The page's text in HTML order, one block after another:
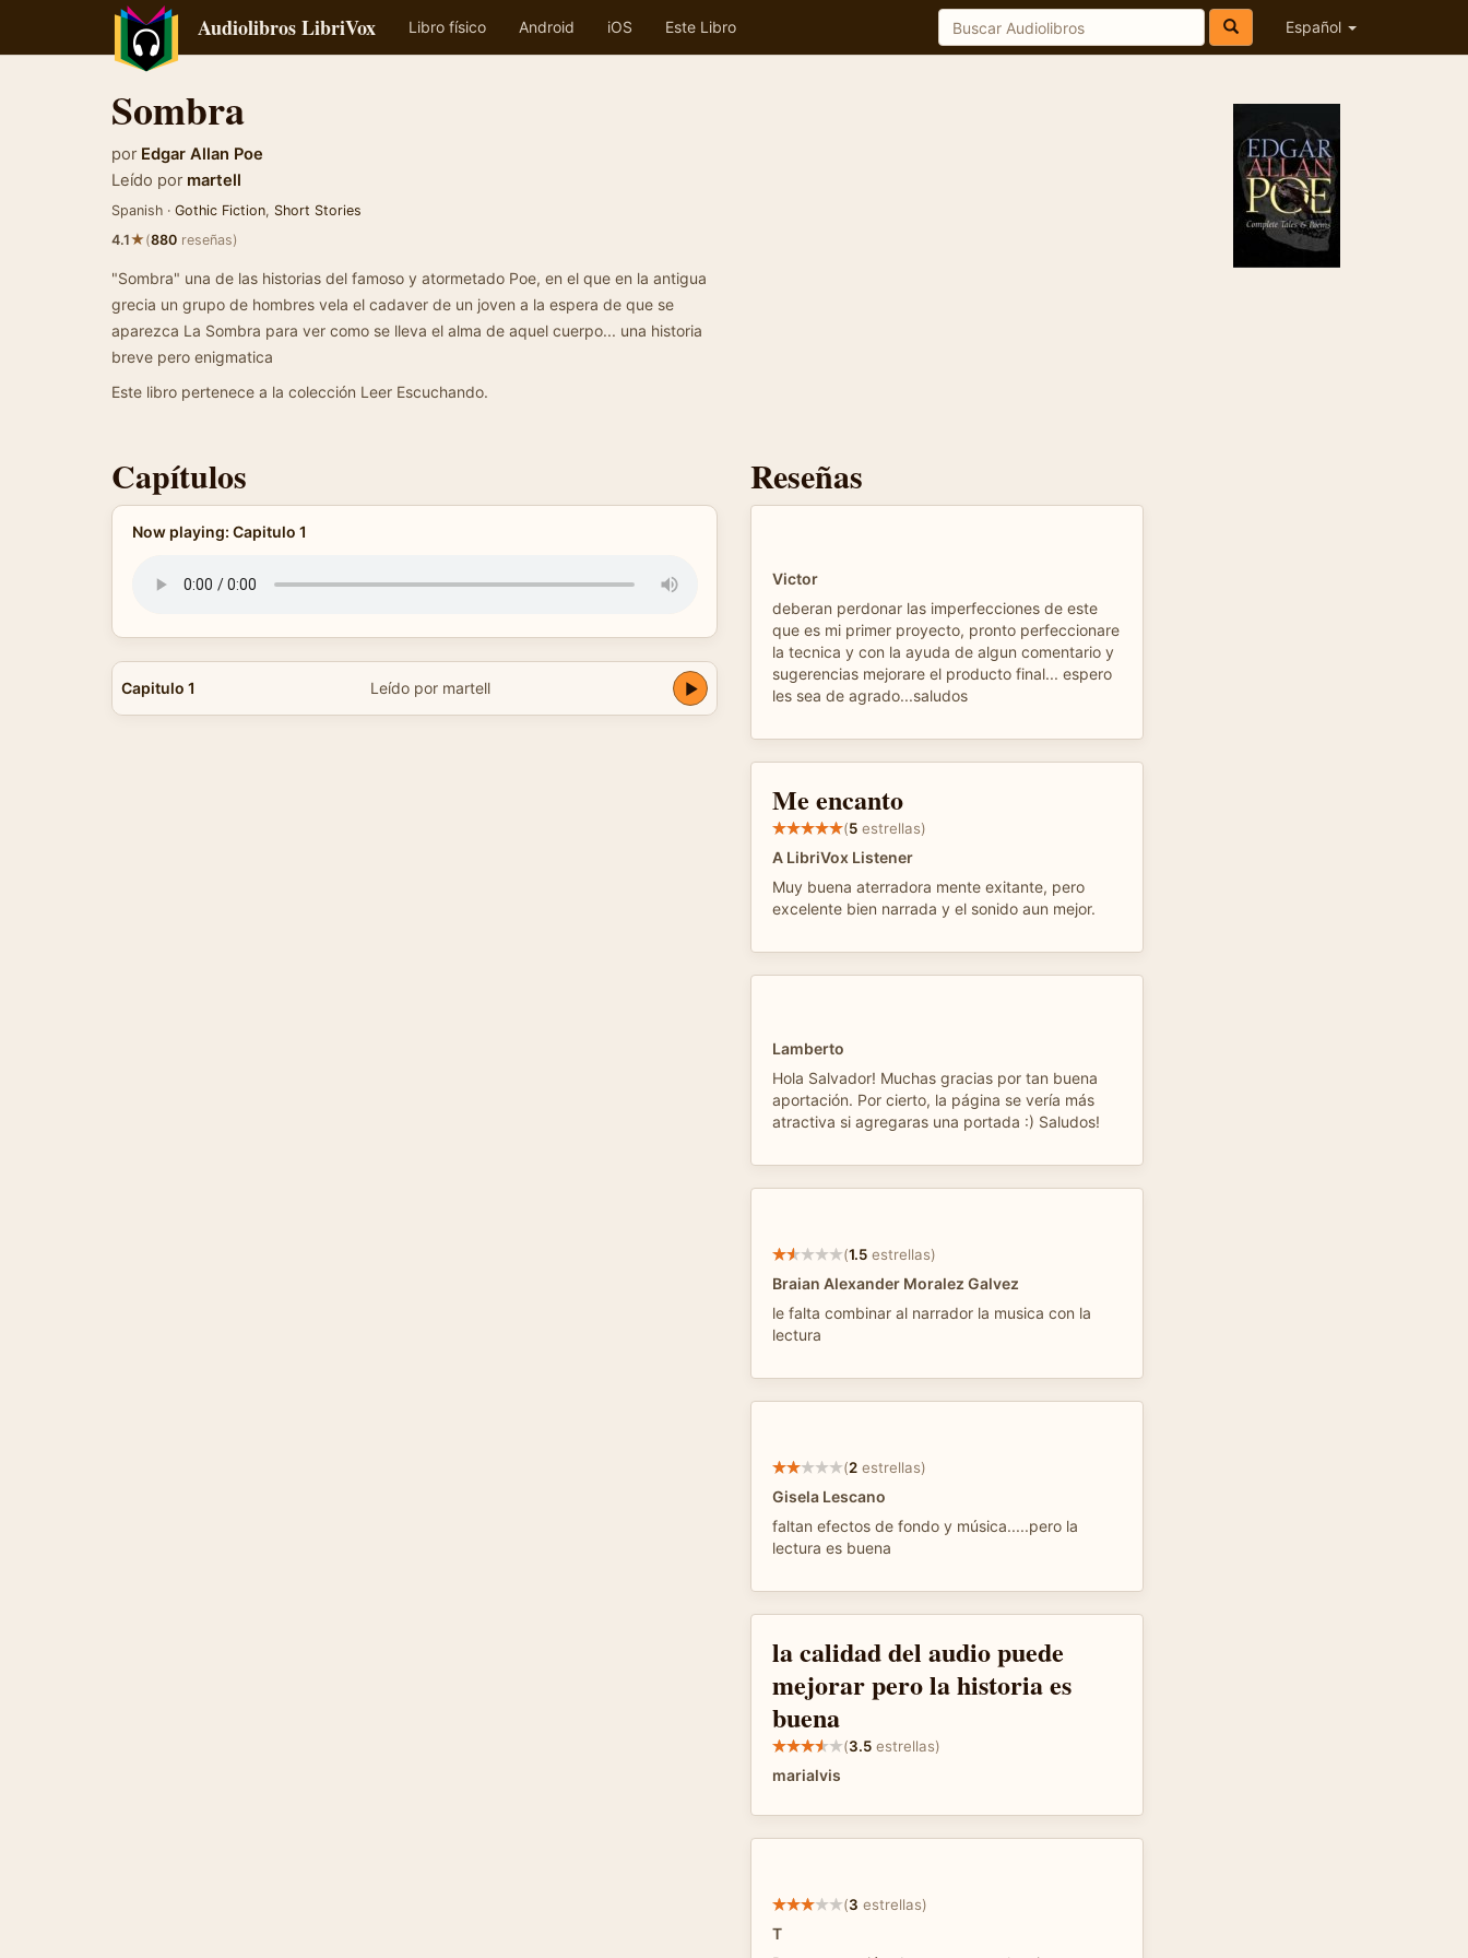
Audiolibros LibriVox Libro físico Android iOS Este Libro Español
Sombra
por Edgar Allan Poe
Leído por martell
Spanish · Gothic Fiction, Short Stories
4.1★(880 reseñas)
"Sombra" una de las historias del famoso y atormetado Poe, en el que en la antigua
grecia un grupo de hombres vela el cadaver de un joven a la espera de que se
aparezca La Sombra para ver como se lleva el alma de aquel cuerpo... una historia
breve pero enigmatica
Este libro pertenece a la colección Leer Escuchando.
Capítulos
Now playing: Capitulo 1
Capitulo 1 Leído por martell
Reseñas
Victor
deberan perdonar las imperfecciones de este
que es mi primer proyecto, pronto perfeccionare
la tecnica y con la ayuda de algun comentario y
sugerencias mejorare el producto final... espero
les sea de agrado...saludos
Me encanto
(5 estrellas)
A LibriVox Listener
Muy buena aterradora mente exitante, pero
excelente bien narrada y el sonido aun mejor.
Lamberto
Hola Salvador! Muchas gracias por tan buena
aportación. Por cierto, la página se vería más
atractiva si agregaras una portada :) Saludos!
(1.5 estrellas)
Braian Alexander Moralez Galvez
le falta combinar al narrador la musica con la
lectura
(2 estrellas)
Gisela Lescano
faltan efectos de fondo y música.....pero la
lectura es buena
la calidad del audio puede
mejorar pero la historia es
buena
(3.5 estrellas)
marialvis
(3 estrellas)
T